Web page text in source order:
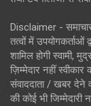
Disclaimer -
तत्वों में उपयोगकर्ताओं
शामिल होगी स्वामी,
ज़िम्मेदार नहीं
संवाददाता / खबर देने
की कोई भी जिम्मेदारी